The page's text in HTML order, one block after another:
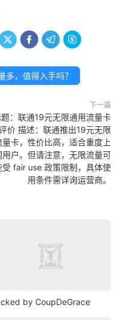
   
多，值得入手吗？
下一篇
：联通19元无限通用流量卡
价 描述：联通推出19元无限
量卡，性价比高，适合重度上
用户。但请注意，无限流量可
受 fair use 政策限制，具体使
用条件需详询运营商。
by CoupDeGrace